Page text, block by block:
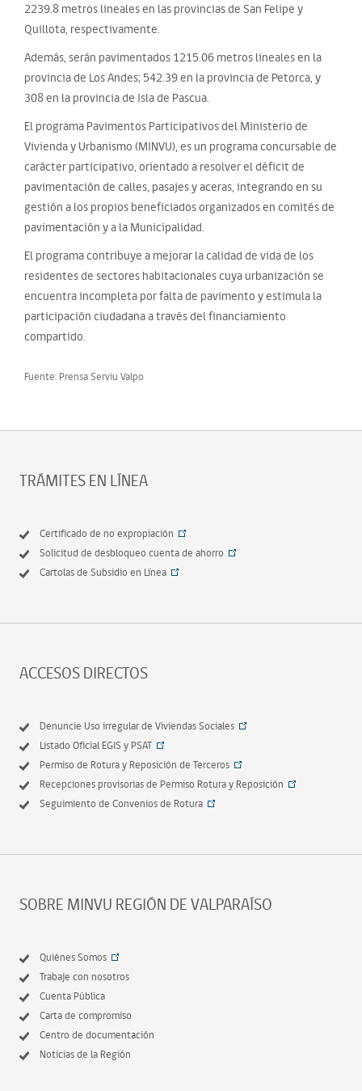
2239.8 metros lineales en las provincias de San Felipe y
Quillota, respectivamente.
Además, serán pavimentados 1215.06 metros lineales en la
provincia de Los Andes; 542.39 en la provincia de Petorca, y
308 en la provincia de Isla de Pascua.
El programa Pavimentos Participativos del Ministerio de
Vivienda y Urbanismo (MINVU), es un programa concursable de
carácter participativo, orientado a resolver el déficit de
pavimentación de calles, pasajes y aceras, integrando en su
gestión a los propios beneficiados organizados en comités de
pavimentación y a la Municipalidad.
El programa contribuye a mejorar la calidad de vida de los
residentes de sectores habitacionales cuya urbanización se
encuentra incompleta por falta de pavimento y estimula la
participación ciudadana a través del financiamiento
compartido.
Fuente: Prensa Serviu Valpo
TRÁMITES EN LÍNEA
Certificado de no expropiación
Solicitud de desbloqueo cuenta de ahorro
Cartolas de Subsidio en Línea
ACCESOS DIRECTOS
Denuncie Uso irregular de Viviendas Sociales
Listado Oficial EGIS y PSAT
Permiso de Rotura y Reposición de Terceros
Recepciones provisorias de Permiso Rotura y Reposición
Seguimiento de Convenios de Rotura
SOBRE MINVU REGIÓN DE VALPARAÍSO
Quiénes Somos
Trabaje con nosotros
Cuenta Pública
Carta de compromiso
Centro de documentación
Noticias de la Región